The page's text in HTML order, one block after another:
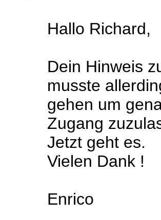
Hallo Richard,
Dein Hinweis
musste
gehen um
Zugang
Jetzt geht es.
Vielen Dank !
Enrico